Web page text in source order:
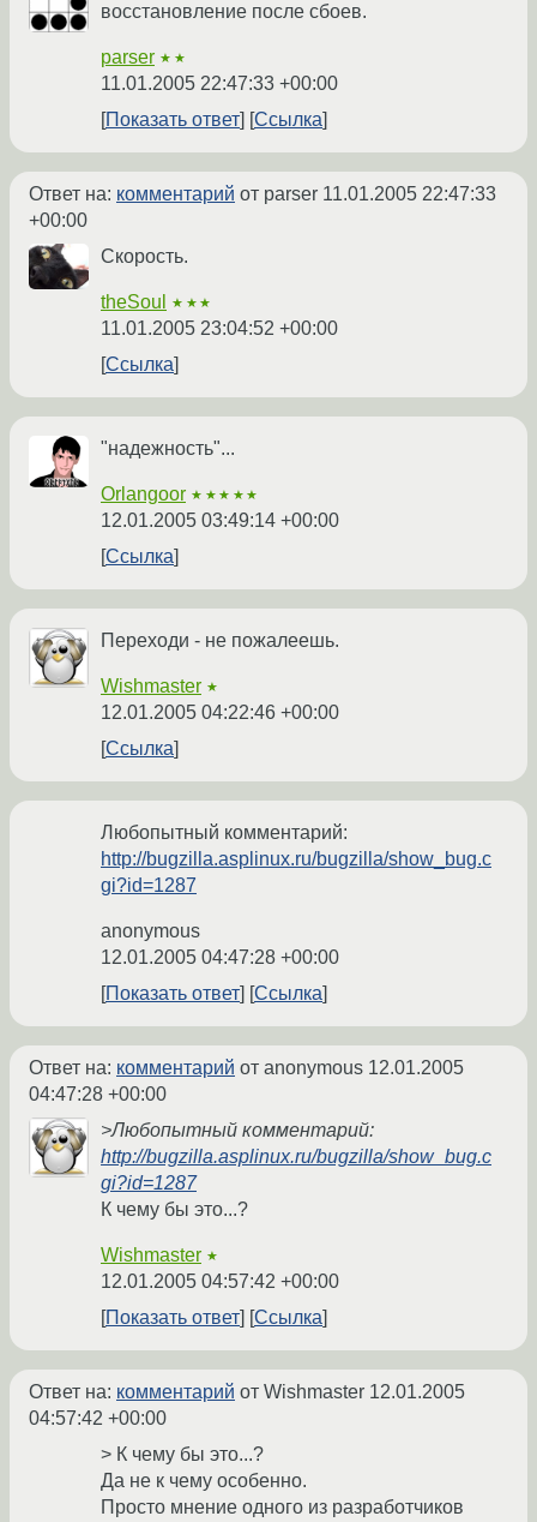
восстановление после сбоев.
parser ★★
11.01.2005 22:47:33 +00:00
Показать ответ
Ссылка
Ответ на: комментарий от parser 11.01.2005 22:47:33
+00:00
Скорость.
theSoul ★★★
11.01.2005 23:04:52 +00:00
Ссылка
"надежность"...
Orlangoor ★★★★★
12.01.2005 03:49:14 +00:00
Ссылка
Переходи - не пожалеешь.
Wishmaster ★
12.01.2005 04:22:46 +00:00
Ссылка
Любопытный комментарий:
http://bugzilla.asplinux.ru/bugzilla/show_bug.c
gi?id=1287
anonymous
12.01.2005 04:47:28 +00:00
Показать ответ
Ссылка
Ответ на: комментарий от anonymous 12.01.2005
04:47:28 +00:00
>Любопытный комментарий:
http://bugzilla.asplinux.ru/bugzilla/show_bug.c
gi?id=1287
К чему бы это...?
Wishmaster ★
12.01.2005 04:57:42 +00:00
Показать ответ
Ссылка
Ответ на: комментарий от Wishmaster 12.01.2005
04:57:42 +00:00
> К чему бы это...?
Да не к чему особенно.
Просто мнение одного из разработчиков